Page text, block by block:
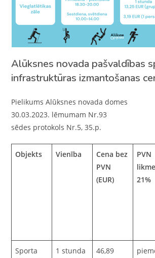
Alūksnes novada pašvaldības
infrastruktūras izmantošanas
Pielikums Alūksnes novada domes
30.03.2023. lēmumam Nr.93
sēdes protokols Nr.5, 35.p.
Objekts Vienība
Cena bez
PVN
(EUR)
PVN
likme
21%
Sporta
1 stunda 46,89